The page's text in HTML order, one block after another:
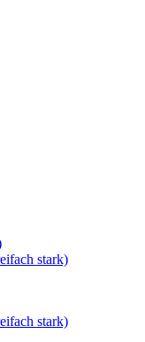
stark)
stark)